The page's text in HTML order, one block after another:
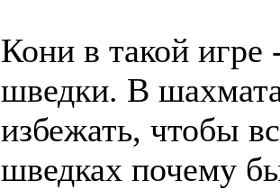
Кони в такой игре
шведки. В
избежать, чтобы
шведках почему